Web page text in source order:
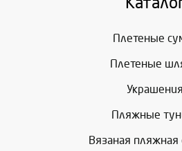
Плетеные
Плетеные
Украшения
Пляжные
Вязаная